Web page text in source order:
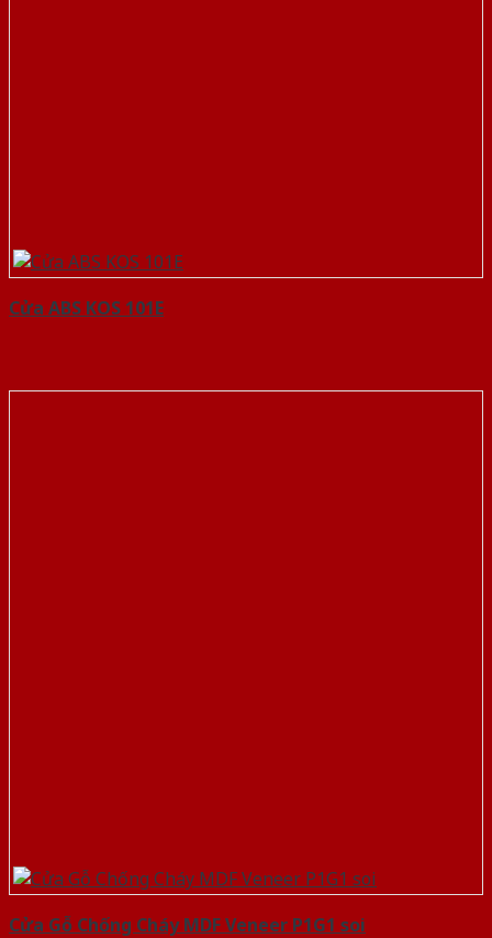
Cửa ABS KOS 101E
Cửa Gỗ Chống Cháy MDF Veneer P1G1 soi